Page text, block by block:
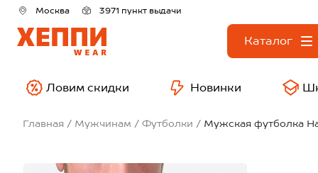
Москва 3971 пункт выдачи
Каталог
Ловим скидки Новинки
Главная Мужчинам Футболки Мужская футболка